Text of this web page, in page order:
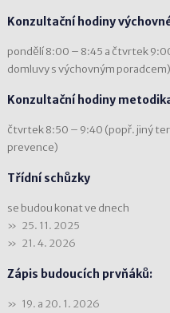
Konzultační hodiny
pondělí 8:00 – 8:45 a čtvrtek
domluvy s výchovným poradcem)
Konzultační hodiny
čtvrtek 8:50 – 9:40 (popř. jiný
prevence)
Třídní schůzky
se budou konat ve dnech
25. 11. 2025
21. 4. 2026
Zápis budoucích prvňáků:
19. a 20. 1. 2026